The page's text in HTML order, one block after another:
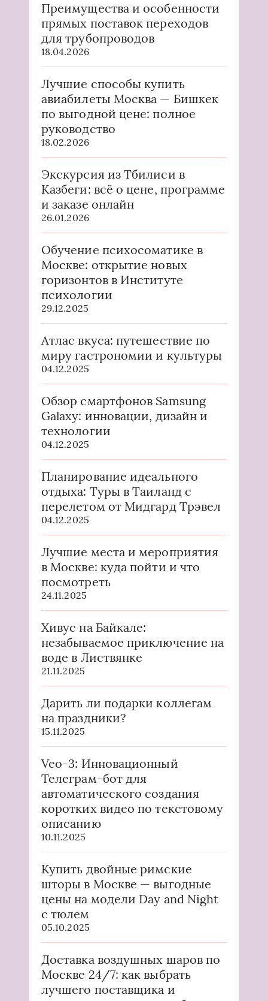
Преимущества и особенности
прямых поставок переходов
для трубопроводов
18.04.2026
Лучшие способы купить
авиабилеты Москва — Бишкек
по выгодной цене: полное
руководство
18.02.2026
Экскурсия из Тбилиси в
Казбеги: всё о цене, программе
и заказе онлайн
26.01.2026
Обучение психосоматике в
Москве: открытие новых
горизонтов в Институте
психологии
29.12.2025
Атлас вкуса: путешествие по
миру гастрономии и культуры
04.12.2025
Обзор смартфонов Samsung
Galaxy: инновации, дизайн и
технологии
04.12.2025
Планирование идеального
отдыха: Туры в Таиланд с
перелетом от Мидгард Трэвел
04.12.2025
Лучшие места и мероприятия
в Москве: куда пойти и что
посмотреть
24.11.2025
Хивус на Байкале:
незабываемое приключение на
воде в Листвянке
21.11.2025
Дарить ли подарки коллегам
на праздники?
15.11.2025
Veo-3: Инновационный
Телеграм-бот для
автоматического создания
коротких видео по текстовому
описанию
10.11.2025
Купить двойные римские
шторы в Москве — выгодные
цены на модели Day and Night
с тюлем
05.10.2025
Доставка воздушных шаров по
Москве 24/7: как выбрать
лучшего поставщика и